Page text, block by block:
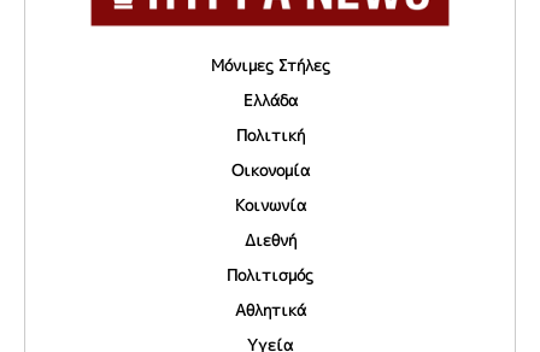
Μόνιμες Στήλες
Ελλάδα
Πολιτική
Οικονομία
Κοινωνία
Διεθνή
Πολιτισμός
Αθλητικά
Υγεία